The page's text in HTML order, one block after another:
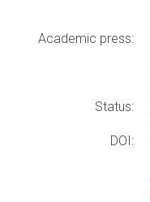
Academic press:
Status:
DOI: